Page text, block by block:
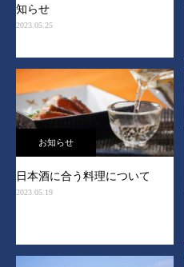
知らせ
2023.05.25
お知らせ
日本酒に合う料理について
2023.05.19